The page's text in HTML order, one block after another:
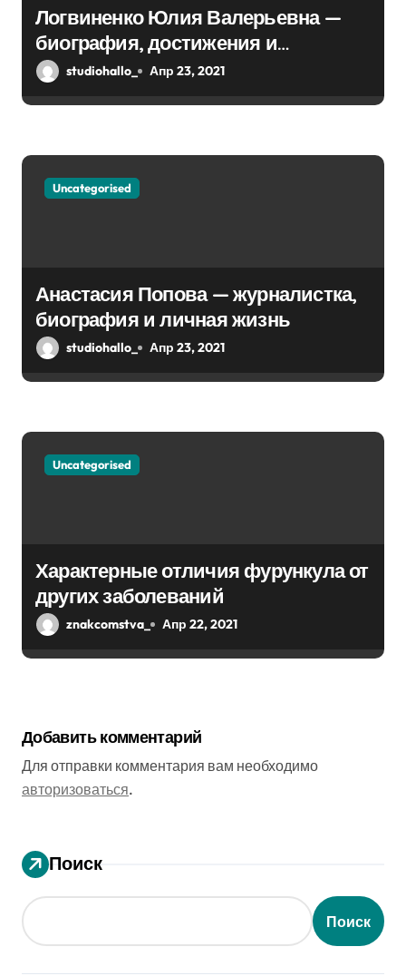
и
я
Логвиненко Юлия Валерьевна —
биография, достижения и
интересные факты Колпино
studiohallo_ Апр 23, 2021
Uncategorised
Анастасия Попова — журналистка,
биография и личная жизнь
studiohallo_ Апр 23, 2021
Uncategorised
Характерные отличия фурункула от
других заболеваний
znakcomstva_ Апр 22, 2021
Добавить комментарий
Для отправки комментария вам необходимо
авторизоваться.
Поиск
Поиск